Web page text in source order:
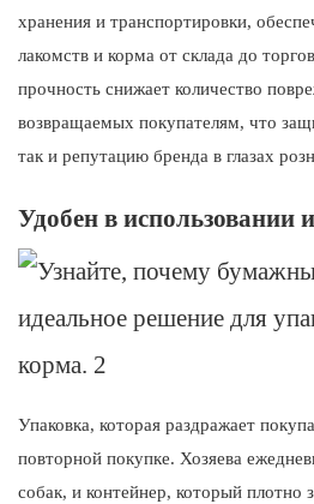
хранения и транспортировки,
лакомств и корма от склада до
прочность снижает количество
возвращаемых покупателям, что
так и репутацию бренда в глазах
Удобен в использовании
Упаковка, которая раздражает
повторной покупке. Хозяева
собак, и контейнер, который плотно